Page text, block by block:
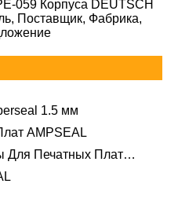
059 Корпуса DEUTSCH
Поставщик, Фабрика,
1.5 мм
AMPSEAL
Для Печатных Плат